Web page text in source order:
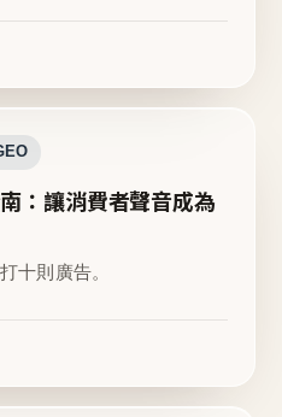
：讓消費者聲音成為
十則廣告。